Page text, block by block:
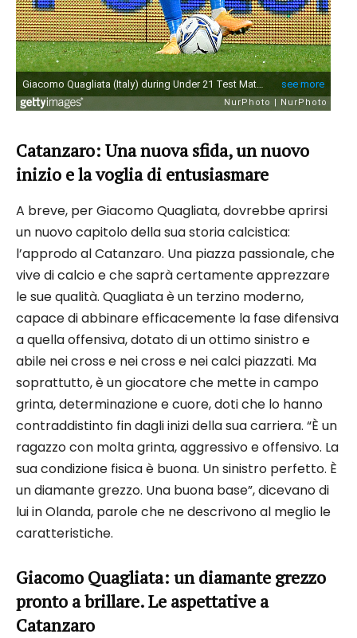
Catanzaro: Una nuova sfida, un nuovo
inizio e la voglia di entusiasmare
A breve, per Giacomo Quagliata, dovrebbe aprirsi
un nuovo capitolo della sua storia calcistica:
l’approdo al Catanzaro. Una piazza passionale, che
vive di calcio e che saprà certamente apprezzare
le sue qualità. Quagliata è un terzino moderno,
capace di abbinare efficacemente la fase difensiva
a quella offensiva, dotato di un ottimo sinistro e
abile nei cross e nei cross e nei calci piazzati. Ma
soprattutto, è un giocatore che mette in campo
grinta, determinazione e cuore, doti che lo hanno
contraddistinto fin dagli inizi della sua carriera. “È un
ragazzo con molta grinta, aggressivo e offensivo. La
sua condizione fisica è buona. Un sinistro perfetto. È
un diamante grezzo. Una buona base”, dicevano di
lui in Olanda, parole che ne descrivono al meglio le
caratteristiche.
Giacomo Quagliata: un diamante grezzo
pronto a brillare. Le aspettative a
Catanzaro